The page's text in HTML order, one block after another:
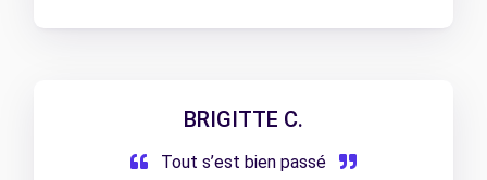
BRIGITTE C.
Tout s’est bien passé